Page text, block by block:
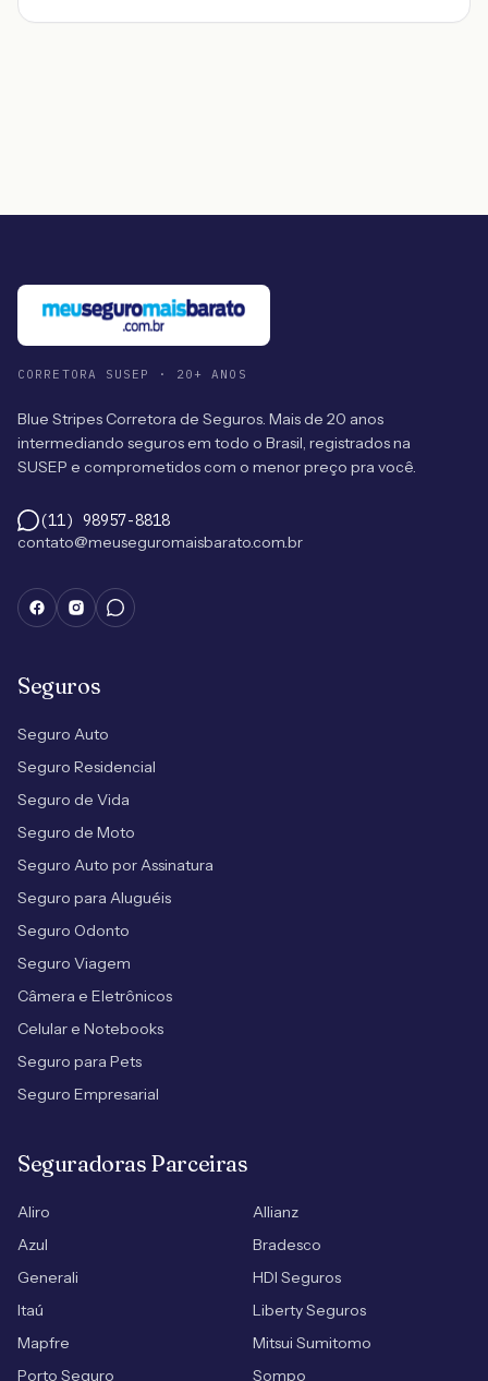
CORRETORA SUSEP · 20+ ANOS
Blue Stripes Corretora de Seguros. Mais de 20 anos
intermediando seguros em todo o Brasil, registrados na
SUSEP e comprometidos com o menor preço pra você.
(11) 98957-8818
contato@meuseguromaisbarato.com.br
Seguros
Seguro Auto
Seguro Residencial
Seguro de Vida
Seguro de Moto
Seguro Auto por Assinatura
Seguro para Aluguéis
Seguro Odonto
Seguro Viagem
Câmera e Eletrônicos
Celular e Notebooks
Seguro para Pets
Seguro Empresarial
Seguradoras Parceiras
Aliro
Allianz
Azul
Bradesco
Generali
HDI Seguros
Itaú
Liberty Seguros
Mapfre
Mitsui Sumitomo
Porto Seguro
Sompo